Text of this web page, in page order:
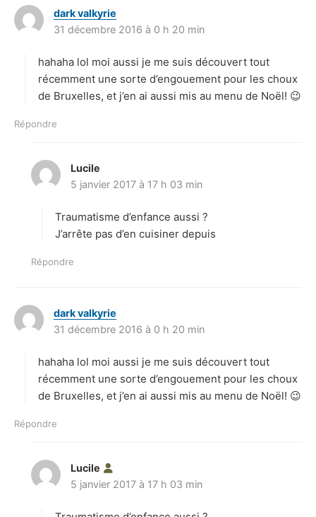
dark valkyrie
31 décembre 2016 à 0 h 20 min
hahaha lol moi aussi je me suis découvert tout
récemment une sorte d’engouement pour les choux
de Bruxelles, et j’en ai aussi mis au menu de Noël! 😉
Répondre
Lucile
i
:
5 janvier 2017 à 17 h 03 min
Traumatisme d’enfance aussi ?
J’arrête pas d’en cuisiner depuis
Répondre
dark valkyrie
31 décembre 2016 à 0 h 20 min
hahaha lol moi aussi je me suis découvert tout
récemment une sorte d’engouement pour les choux
de Bruxelles, et j’en ai aussi mis au menu de Noël! 😉
Répondre
Lucile
i
5 janvier 2017 à 17 h 03 min